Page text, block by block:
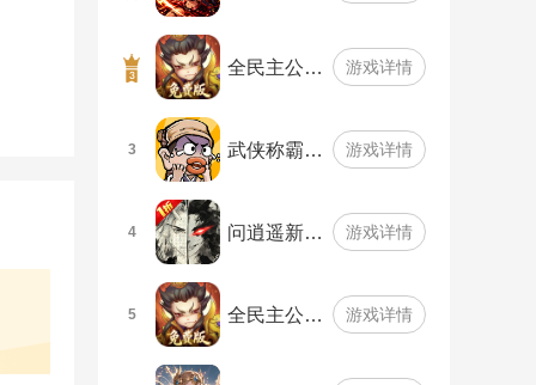
全民主公… 游戏详情
3 武侠称霸… 游戏详情
4 问逍遥新… 游戏详情
5 全民主公… 游戏详情